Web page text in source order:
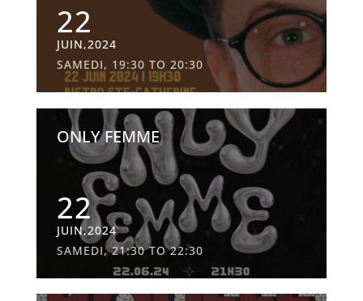
22
JUIN,2024
SAMEDI, 19:30 TO 20:30
ONLY FEMME
22
JUIN,2024
SAMEDI, 21:30 TO 22:30